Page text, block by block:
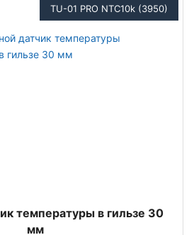
TU-01 PRO NTC10k (3950)
температуры в гильзе 30
мм